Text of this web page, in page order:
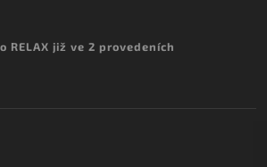
RELAX již ve 2 provedeních